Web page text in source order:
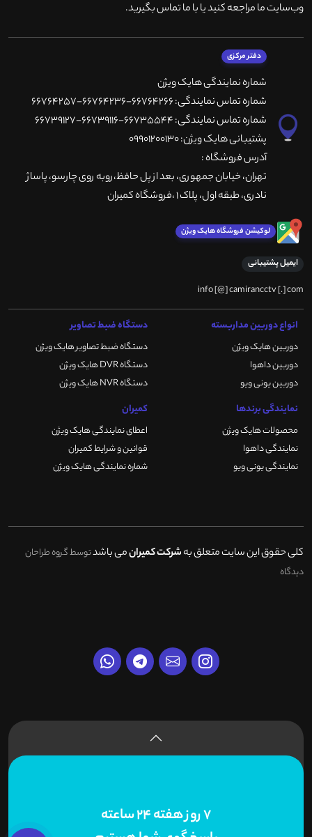
وب‌سایت ما مراجعه کنید یا با ما تماس بگیرید.
دفتر مرکزی
شماره نمایندگی هایک ویژن
شماره تماس نمایندگی: 66764266-66764236-66764257
شماره تماس نمایندگی: 66735544-66739116-66739127
پشتیبانی هایک ویژن: 09901200130
آدرس فروشگاه :
تهران، خيابان جمهوری، بعد از پل حافظ،روبه روی چارسو، پاساژ
نادری، طبقه اول، پلاک 1 ،فروشگاه کمیران
لوکیشن فروشگاه هایک ویژن
ایمیل پشتیبانی
info [@] camirancctv [.] com
انواع دوربین مداربسته
دوربین هایک ویژن
دوربین داهوا
دوربین یونی ویو
دستگاه ضبط تصاویر
دستگاه ضبط تصاویر هایک ویژن
دستگاه DVR هایک ویژن
دستگاه NVR هایک ویژن
نمایندگی برندها
محصولات هایک ویژن
نمایندگی داهوا
نمایندگی یونی ویو
کمیران
اعطای نمایندگی هایک ویژن
قوانین و شرایط کمیران
شماره نمایندگی هایک ویژن
کلی حقوق این سایت متعلق بهشرکت کمیرانمی باشدتوسط گروه طراحان
دیدگاه
7 روز هفته 24 ساعته